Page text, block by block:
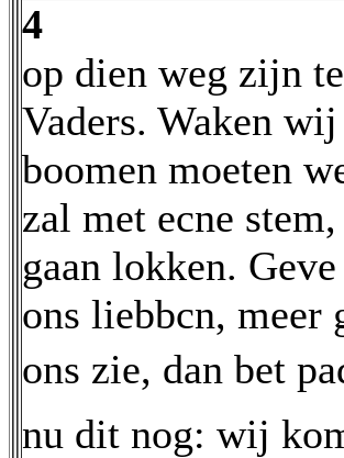
4
op dien weg zijn
Vaders. Waken
boomen moeten
zal met ecne
gaan lokken.
ons liebbcn, meer
ons zie, dan bet
nu dit nog: wij